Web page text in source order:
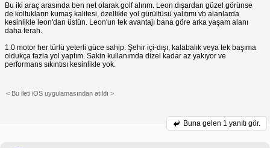
Bu iki araç arasında ben net olarak golf alırım. Leon dışardan güzel görünse
de koltukların kumaş kalitesi, özellikle yol gürültüsü yalıtımı vb alanlarda
kesinlikle leon'dan üstün. Leon'un tek avantajı bana göre arka yaşam alanı
daha ferah.
1.0 motor her türlü yeterli güce sahip. Şehir içi-dışı, kalabalık veya tek başıma
oldukça fazla yol yaptım. Sakin kullanımda dizel kadar az yakıyor ve
performans sıkıntısı kesinlikle yok.
< Bu ileti iOS uygulamasından atıldı >
Buna gelen 1 yanıtı gör.